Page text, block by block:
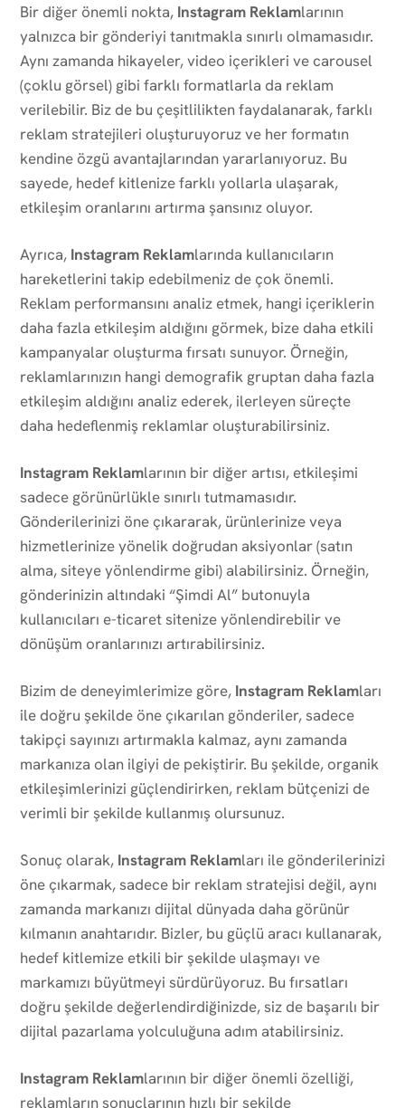
Bir diğer önemli nokta, Instagram Reklamlarının
yalnızca bir gönderiyi tanıtmakla sınırlı olmamasıdır.
Aynı zamanda hikayeler, video içerikleri ve carousel
(çoklu görsel) gibi farklı formatlarla da reklam
verilebilir. Biz de bu çeşitlilikten faydalanarak, farklı
reklam stratejileri oluşturuyoruz ve her formatın
kendine özgü avantajlarından yararlanıyoruz. Bu
sayede, hedef kitlenize farklı yollarla ulaşarak,
etkileşim oranlarını artırma şansınız oluyor.
Ayrıca, Instagram Reklamlarında kullanıcıların
hareketlerini takip edebilmeniz de çok önemli.
Reklam performansını analiz etmek, hangi içeriklerin
daha fazla etkileşim aldığını görmek, bize daha etkili
kampanyalar oluşturma fırsatı sunuyor. Örneğin,
reklamlarınızın hangi demografik gruptan daha fazla
etkileşim aldığını analiz ederek, ilerleyen süreçte
daha hedeflenmiş reklamlar oluşturabilirsiniz.
Instagram Reklamlarının bir diğer artısı, etkileşimi
sadece görünürlükle sınırlı tutmamasıdır.
Gönderilerinizi öne çıkararak, ürünlerinize veya
hizmetlerinize yönelik doğrudan aksiyonlar (satın
alma, siteye yönlendirme gibi) alabilirsiniz. Örneğin,
gönderinizin altındaki “Şimdi Al” butonuyla
kullanıcıları e-ticaret sitenize yönlendirebilir ve
dönüşüm oranlarınızı artırabilirsiniz.
Bizim de deneyimlerimize göre, Instagram Reklamları
ile doğru şekilde öne çıkarılan gönderiler, sadece
takipçi sayınızı artırmakla kalmaz, aynı zamanda
markanıza olan ilgiyi de pekiştirir. Bu şekilde, organik
etkileşimlerinizi güçlendirirken, reklam bütçenizi de
verimli bir şekilde kullanmış olursunuz.
Sonuç olarak, Instagram Reklamları ile gönderilerinizi
öne çıkarmak, sadece bir reklam stratejisi değil, aynı
zamanda markanızı dijital dünyada daha görünür
kılmanın anahtarıdır. Bizler, bu güçlü aracı kullanarak,
hedef kitlemize etkili bir şekilde ulaşmayı ve
markamızı büyütmeyi sürdürüyoruz. Bu fırsatları
doğru şekilde değerlendirdiğinizde, siz de başarılı bir
dijital pazarlama yolculuğuna adım atabilirsiniz.
Instagram Reklamlarının bir diğer önemli özelliği,
reklamların sonuçlarının hızlı bir şekilde